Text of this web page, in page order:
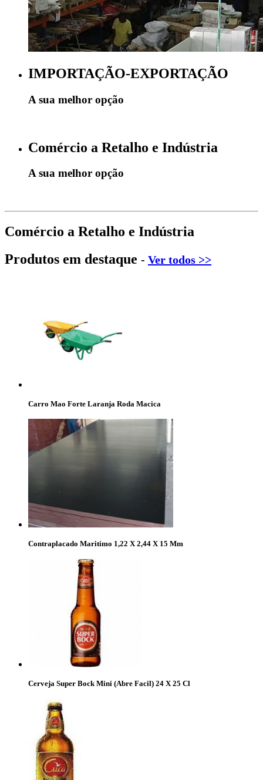
IMPORTAÇÃO-EXPORTAÇÃO
A sua melhor opção
Comércio a Retalho e Indústria
A sua melhor opção
Comércio a Retalho e Indústria
Produtos em destaque - Ver todos >>
Carro Mao Forte Laranja Roda Macica
Contraplacado Maritimo 1,22 X 2,44 X 15 Mm
Cerveja Super Bock Mini (Abre Facil) 24 X 25 Cl